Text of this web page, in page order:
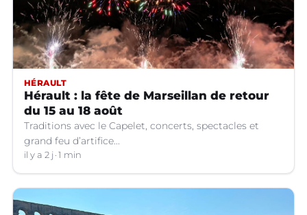
HÉRAULT
Hérault : la fête de Marseillan de retour
du 15 au 18 août
Traditions avec le Capelet, concerts, spectacles et
grand feu d’artifice...
il y a 2 j 1 min